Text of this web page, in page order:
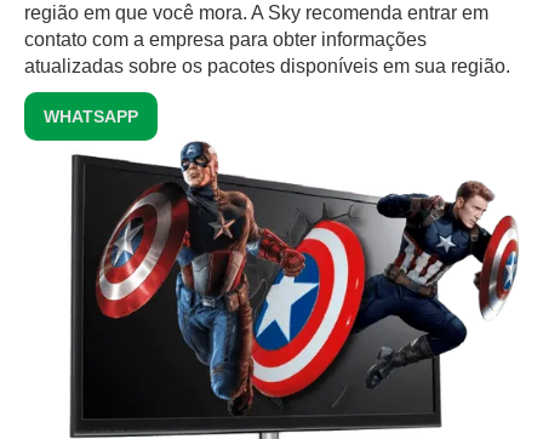
região em que você mora. A Sky recomenda entrar em
contato com a empresa para obter informações
atualizadas sobre os pacotes disponíveis em sua região.
WHATSAPP